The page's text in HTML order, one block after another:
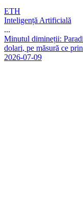
ETH
Inteligență Artificială
...
Minutul dimineții: Paradi
dolari, pe măsură ce prin
2026-07-09